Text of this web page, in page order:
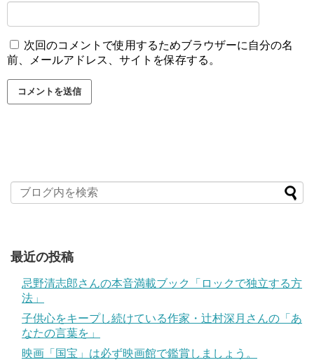
次回のコメントで使用するためブラウザーに自分の名
前、メールアドレス、サイトを保存する。
最近の投稿
忌野清志郎さんの本音満載ブック「ロックで独立する方
法」
子供心をキープし続けている作家・辻村深月さんの「あ
なたの言葉を」
映画「国宝」は必ず映画館で鑑賞しましょう。